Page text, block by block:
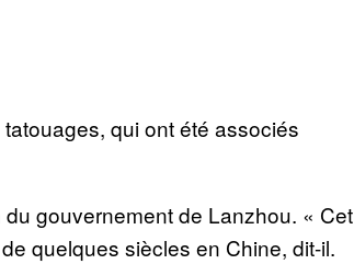
qui ont été associés
gouvernement de Lanzhou. « Cet
quelques siècles en Chine, dit-il.